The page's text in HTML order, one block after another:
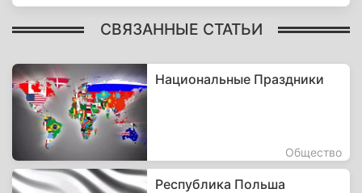
СВЯЗАННЫЕ СТАТЬИ
Национальные Праздники
Общество
Республика Польша